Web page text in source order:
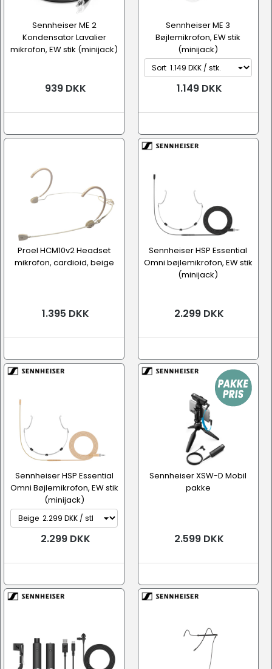
Sennheiser ME 2
Kondensator Lavalier
mikrofon, EW stik (minijack)
939 DKK
Sennheiser ME 3
Bøjlemikrofon, EW stik
(minijack)
1.149 DKK
Proel HCM10v2 Headset
mikrofon, cardioid, beige
1.395 DKK
Sennheiser HSP Essential
Omni bøjlemikrofon, EW stik
(minijack)
2.299 DKK
Sennheiser HSP Essential
Omni Bøjlemikrofon, EW stik
(minijack)
2.299 DKK
Sennheiser XSW-D Mobil
pakke
2.599 DKK